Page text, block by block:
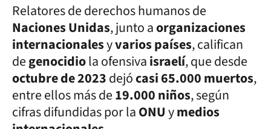
Relatores de derechos humanos de
Naciones Unidas, junto aorganizaciones
internacionalesyvarios países, califican
degenocidiola ofensivaisraelí, que desde
octubre de 2023dejócasi 65.000 muertos,
entre ellos más de19.000 niños, según
cifras difundidas por laONUymedios